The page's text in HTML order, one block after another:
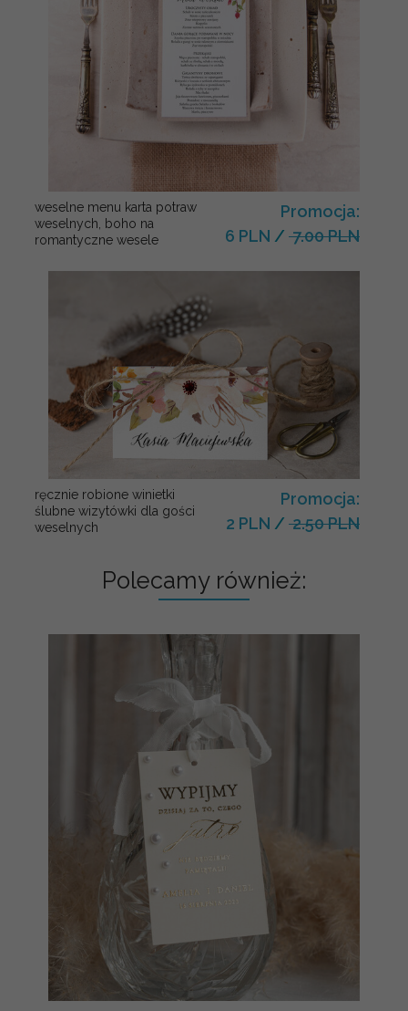
weselne menu karta potraw
weselnych, boho na
romantyczne wesele
Promocja:
6 PLN / 7.00 PLN
ręcznie robione winietki
ślubne wizytówki dla gości
weselnych
Promocja:
2 PLN / 2.50 PLN
Polecamy również: